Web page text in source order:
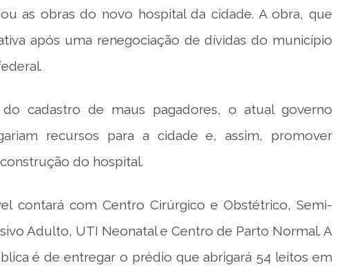
as obras do novo hospital da cidade. A obra, que
após uma renegociação de dívidas do município
cadastro de maus pagadores, o atual governo
recursos para a cidade e, assim, promover
do hospital.
contará com Centro Cirúrgico e Obstétrico, Semi-
Adulto, UTI Neonatal e Centro de Parto Normal. A
é de entregar o prédio que abrigará 54 leitos em